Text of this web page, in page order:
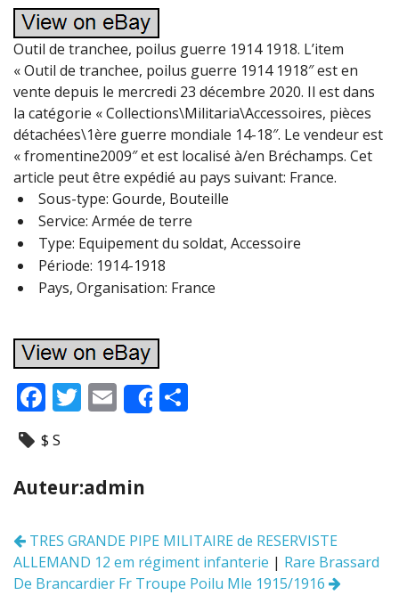
Outil de tranchee, poilus guerre 1914 1918. L’item
« Outil de tranchee, poilus guerre 1914 1918″ est en
vente depuis le mercredi 23 décembre 2020. Il est dans
la catégorie « Collections\Militaria\Accessoires, pièces
détachées\1ère guerre mondiale 14-18″. Le vendeur est
« fromentine2009″ et est localisé à/en Bréchamps. Cet
article peut être expédié au pays suivant: France.
Sous-type: Gourde, Bouteille
Service: Armée de terre
Type: Equipement du soldat, Accessoire
Période: 1914-1918
Pays, Organisation: France
F
ac
e
b
o
k
T
er
E
m
l
Share
$ S
Auteur:admin
Navigation
des
articles
TRES GRANDE PIPE MILITAIRE de RESERVISTE
ALLEMAND 12 em régiment infanterie | Rare Brassard
De Brancardier Fr Troupe Poilu Mle 1915/1916